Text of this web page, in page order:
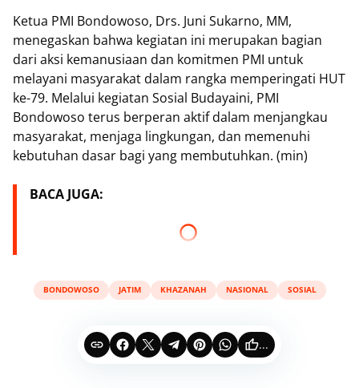
Ketua PMI Bondowoso, Drs. Juni Sukarno, MM,
menegaskan bahwa kegiatan ini merupakan bagian
dari aksi kemanusiaan dan komitmen PMI untuk
melayani masyarakat dalam rangka memperingati HUT
ke-79. Melalui kegiatan Sosial Budayaini, PMI
Bondowoso terus berperan aktif dalam menjangkau
masyarakat, menjaga lingkungan, dan memenuhi
kebutuhan dasar bagi yang membutuhkan. (min)
BACA JUGA:
BONDOWOSO JATIM KHAZANAH NASIONAL SOSIAL
...